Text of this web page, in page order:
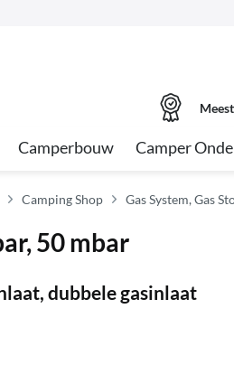
Camperbouw Camper
Camping Shop Gas System, Gas
50 mbar
dubbele gasinlaat